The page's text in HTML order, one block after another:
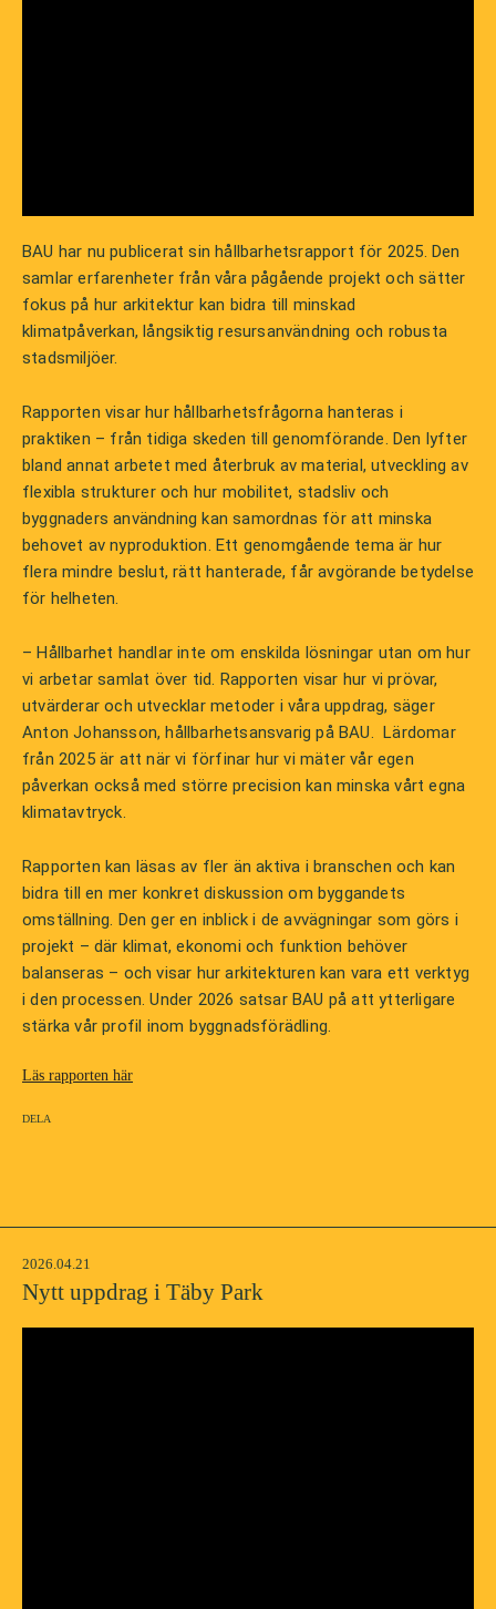
BAU har nu publicerat sin hållbarhetsrapport för 2025. Den
samlar erfarenheter från våra pågående projekt och sätter
fokus på hur arkitektur kan bidra till minskad
klimatpåverkan, långsiktig resursanvändning och robusta
stadsmiljöer.
Rapporten visar hur hållbarhetsfrågorna hanteras i
praktiken – från tidiga skeden till genomförande. Den lyfter
bland annat arbetet med återbruk av material, utveckling av
flexibla strukturer och hur mobilitet, stadsliv och
byggnaders användning kan samordnas för att minska
behovet av nyproduktion. Ett genomgående tema är hur
flera mindre beslut, rätt hanterade, får avgörande betydelse
för helheten.
– Hållbarhet handlar inte om enskilda lösningar utan om hur
vi arbetar samlat över tid. Rapporten visar hur vi prövar,
utvärderar och utvecklar metoder i våra uppdrag, säger
Anton Johansson, hållbarhetsansvarig på BAU. Lärdomar
från 2025 är att när vi förfinar hur vi mäter vår egen
påverkan också med större precision kan minska vårt egna
klimatavtryck.
Rapporten kan läsas av fler än aktiva i branschen och kan
bidra till en mer konkret diskussion om byggandets
omställning. Den ger en inblick i de avvägningar som görs i
projekt – där klimat, ekonomi och funktion behöver
balanseras – och visar hur arkitekturen kan vara ett verktyg
i den processen. Under 2026 satsar BAU på att ytterligare
stärka vår profil inom byggnadsförädling.
Läs rapporten här
2026.04.21
Nytt uppdrag i Täby Park